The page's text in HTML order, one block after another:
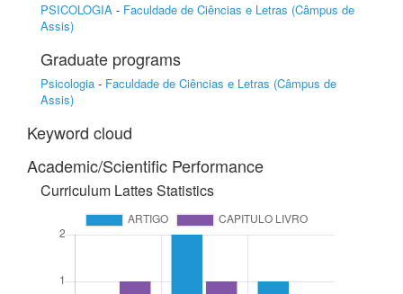
PSICOLOGIA - Faculdade de Ciências e Letras (Câmpus de
Assis)
Graduate programs
Psicologia - Faculdade de Ciências e Letras (Câmpus de
Assis)
Keyword cloud
Academic/Scientific Performance
Curriculum Lattes Statistics